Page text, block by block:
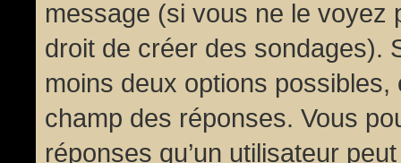
message (si vous ne le voyez
droit de créer des sondages).
moins deux options
champ des réponses. Vous
réponses qu’un utilisateur